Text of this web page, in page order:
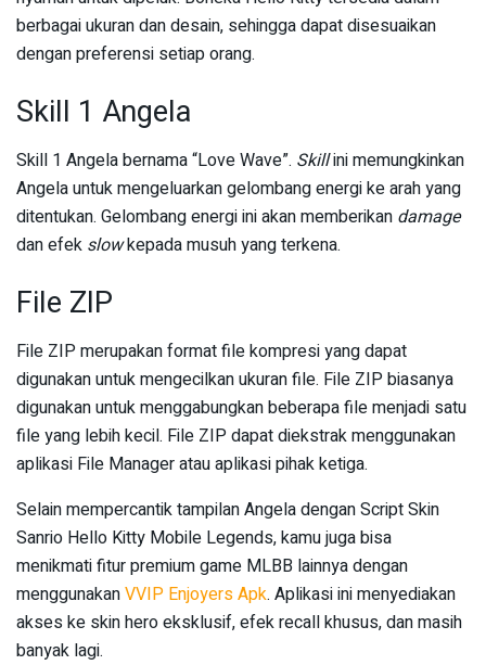
berbagai ukuran dan desain, sehingga dapat disesuaikan
dengan preferensi setiap orang.
Skill 1 Angela
Skill 1 Angela bernama “Love Wave”. Skillini memungkinkan
Angela untuk mengeluarkan gelombang energi ke arah yang
ditentukan. Gelombang energi ini akan memberikan damage
dan efek slowkepada musuh yang terkena.
File ZIP
File ZIP merupakan format file kompresi yang dapat
digunakan untuk mengecilkan ukuran file. File ZIP biasanya
digunakan untuk menggabungkan beberapa file menjadi satu
file yang lebih kecil. File ZIP dapat diekstrak menggunakan
aplikasi File Manager atau aplikasi pihak ketiga.
Selain mempercantik tampilan Angela dengan Script Skin
Sanrio Hello Kitty Mobile Legends, kamu juga bisa
menikmati fitur premium game MLBB lainnya dengan
menggunakanVVIP Enjoyers Apk. Aplikasi ini menyediakan
akses ke skin hero eksklusif, efek recall khusus, dan masih
banyak lagi.